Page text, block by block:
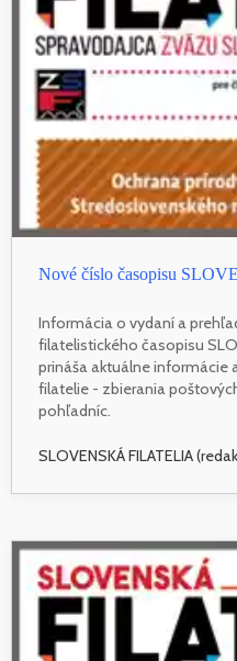
Nové číslo časopisu
Informácia o vydaní a
filatelistického časopisu
prináša aktuálne informácie
filatelie - zbierania
pohľadníc.
SLOVENSKÁ FILATELIA